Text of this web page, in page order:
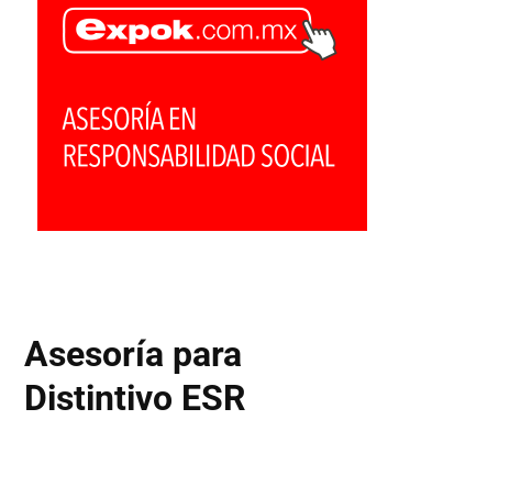
Asesoría para
Distintivo ESR